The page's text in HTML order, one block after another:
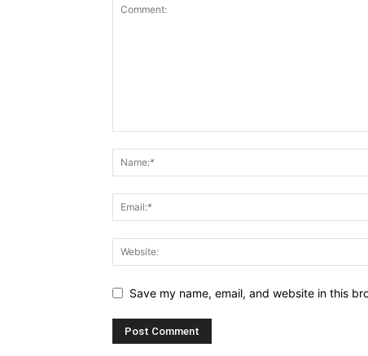
Save my name, email, and website in this